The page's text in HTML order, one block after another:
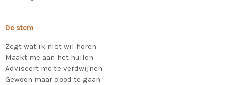
De stem
Zegt wat ik niet wil horen
Maakt me aan het huilen
Adviseert me te verdwijnen
Gewoon maar dood te gaan